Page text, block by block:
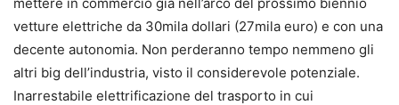
vetture elettriche da 30mila dollari (27mila euro) e con una
decente autonomia. Non perderanno tempo nemmeno gli
altri big dell’industria, visto il considerevole potenziale.
Inarrestabile elettrificazione del trasporto in cui